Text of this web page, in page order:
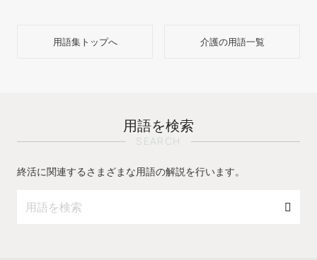
用語集トップへ 介護の用語一覧
用語を検索
SEARCH
終活に関連するさまざまな用語の解説を行います。